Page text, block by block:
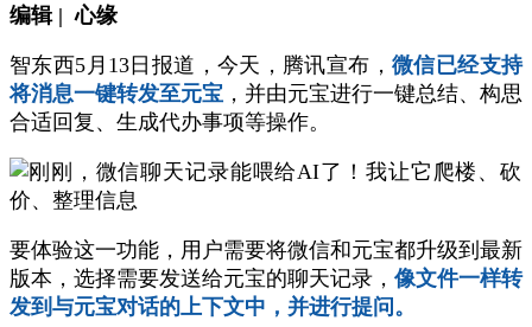
编辑 | 心缘
智东西5月13日报道，今天，腾讯宣布，微信已经支持
将消息一键转发至元宝 ，并由元宝进行一键总结、构思
合适回复、生成代办事项等操作。
要体验这一功能，用户需要将微信和元宝都升级到最新
版本，选择需要发送给元宝的聊天记录， 像文件一样转
发到与元宝对话的上下文中，并进行提问。